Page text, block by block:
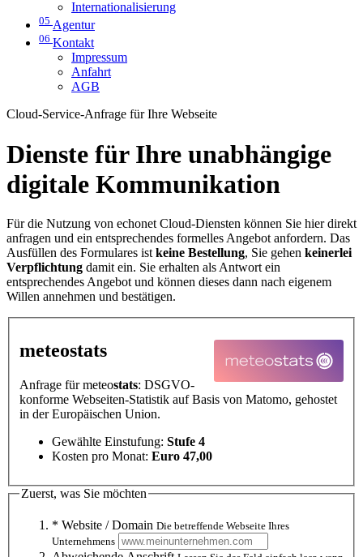
Internationalisierung
05 Agentur
06 Kontakt
Impressum
Anfahrt
AGB
Cloud-Service-Anfrage für Ihre Webseite
Dienste für Ihre unabhängige
digitale Kommunikation
Für die Nutzung von echonet Cloud-Diensten können Sie hier direkt
anfragen und ein entsprechendes formelles Angebot anfordern. Das
Ausfüllen des Formulares ist keine Bestellung, Sie gehen keinerlei
Verpflichtung damit ein. Sie erhalten als Antwort ein
entsprechendes Angebot und können dieses dann nach eigenem
Willen annehmen und bestätigen.
meteostats
Anfrage für meteostats: DSGVO-
konforme Webseiten-Statistik auf Basis von Matomo, gehostet
in der Europäischen Union.
Gewählte Einstufung: Stufe 4
Kosten pro Monat: Euro 47,00
Zuerst, was Sie möchten
* Website / Domain Die betreffende Webseite Ihres
Unternehmens